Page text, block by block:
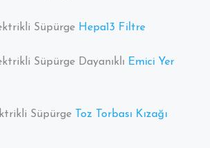
Süpürge Hepa13 Filtre
Süpürge Dayanıklı Emici Yer
Süpürge Toz Torbası Kızağı